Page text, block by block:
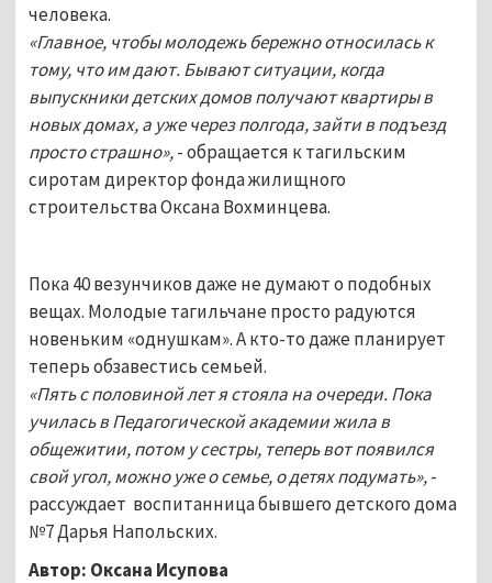
человека.
«Главное, чтобы молодежь бережно относилась к
тому, что им дают. Бывают ситуации, когда
выпускники детских домов получают квартиры в
новых домах, а уже через полгода, зайти в подъезд
просто страшно»,- обращается к тагильским
сиротам директор фонда жилищного
строительства Оксана Вохминцева.
Пока 40 везунчиков даже не думают о подобных
вещах. Молодые тагильчане просто радуются
новеньким «однушкам». А кто-то даже планирует
теперь обзавестись семьей.
«Пять с половиной лет я стояла на очереди. Пока
училась в Педагогической академии жила в
общежитии, потом у сестры, теперь вот появился
свой угол, можно уже о семье, о детях подумать»,-
рассуждает воспитанница бывшего детского дома
№7 Дарья Напольских.
Автор: Оксана Исупова